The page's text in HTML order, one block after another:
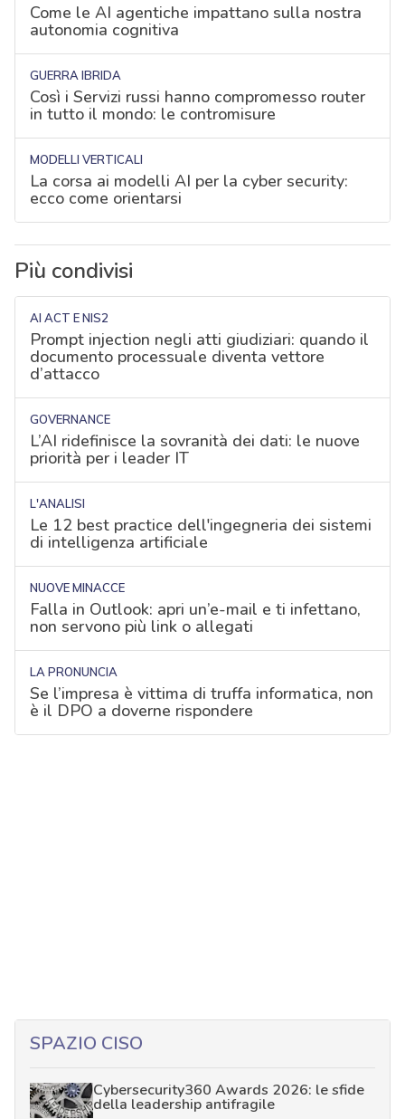
Come le AI agentiche impattano sulla nostra
autonomia cognitiva
GUERRA IBRIDA
Così i Servizi russi hanno compromesso router
in tutto il mondo: le contromisure
MODELLI VERTICALI
La corsa ai modelli AI per la cyber security:
ecco come orientarsi
Più condivisi
AI ACT E NIS2
Prompt injection negli atti giudiziari: quando il
documento processuale diventa vettore
d’attacco
GOVERNANCE
L’AI ridefinisce la sovranità dei dati: le nuove
priorità per i leader IT
L'ANALISI
Le 12 best practice dell'ingegneria dei sistemi
di intelligenza artificiale
NUOVE MINACCE
Falla in Outlook: apri un’e-mail e ti infettano,
non servono più link o allegati
LA PRONUNCIA
Se l’impresa è vittima di truffa informatica, non
è il DPO a doverne rispondere
SPAZIO CISO
Cybersecurity360 Awards 2026: le sfide
della leadership antifragile